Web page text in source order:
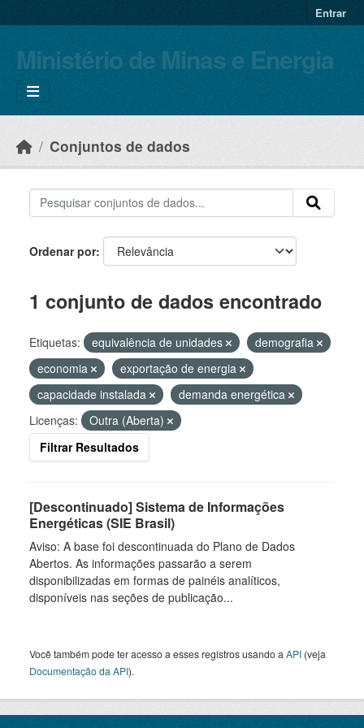
Entrar
Ministério de Minas e Energia
Conjuntos de dados
Ordenar por
1 conjunto de dados encontrado
Etiquetas: equivalência de unidades
demografia
economia
exportação de energia
capacidade instalada
demanda energética
Licenças:
Outra (Aberta)
Filtrar Resultados
[Descontinuado] Sistema de Informações
Energéticas (SIE Brasil)
Aviso: A base foi descontinuada do Plano de Dados
Abertos. As informações passarão a serem
disponibilizadas em formas de painéis analíticos,
disponíveis nas seções de publicação...
Você também pode ter acesso a esses registros usando a API (veja
Documentação da API).